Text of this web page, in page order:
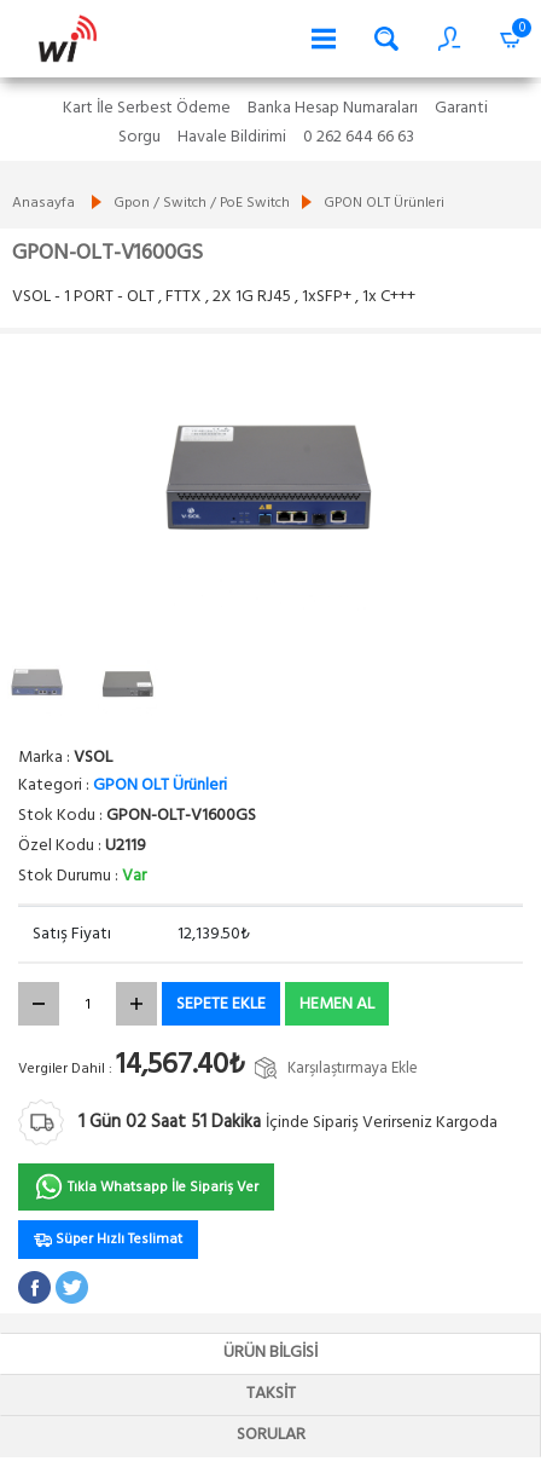
0
Kart İle Serbest Ödeme Banka Hesap Numaraları
Garanti
Sorgu
Havale Bildirimi 0 262 644 66 63
Anasayfa Gpon / Switch / PoE Switch GPON OLT Ürünleri
GPON-OLT-V1600GS
VSOL - 1 PORT - OLT , FTTX , 2X 1G RJ45 , 1xSFP+ , 1x C+++
Marka :VSOL
Kategori :GPON OLT Ürünleri
Stok Kodu :GPON-OLT-V1600GS
Özel Kodu :U2119
Stok Durumu :Var
Satış Fiyatı 12,139.50₺
SEPETE EKLE HEMEN AL
Vergiler Dahil : 14,567.40₺ Karşılaştırmaya Ekle
1Gün02Saat 51Dakika İçinde Sipariş Verirseniz Kargoda
Tıkla Whatsapp İle Sipariş Ver
Süper Hızlı Teslimat
ÜRÜN BILGISI
TAKSIT
SORULAR